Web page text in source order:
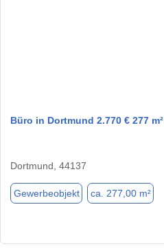
Büro in Dortmund 2.770 € 277 m²
Dortmund, 44137
Gewerbeobjekt ca. 277,00 m²